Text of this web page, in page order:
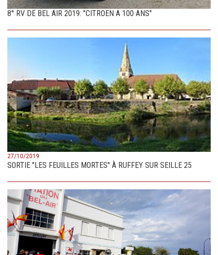
8° RV DE BEL AIR 2019: "CITROEN A 100 ANS"
27/10/2019
SORTIE "LES FEUILLES MORTES" À RUFFEY SUR SEILLE 25